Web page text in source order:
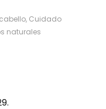
, Cuidado
naturales